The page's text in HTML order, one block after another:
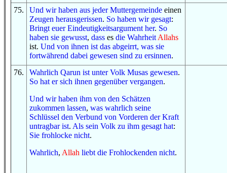
75. Und wir haben aus jeder Muttergemeinde einen
Zeugen herausgerissen. So haben wir gesagt:
Bringt euer Eindeutigkeitsargument her. So
haben sie gewusst, dass es die Wahrheit Allahs
ist. Und von ihnen ist das abgeirrt, was sie
fortwährend dabei gewesen sind zu ersinnen.
76. Wahrlich Qarun ist unterVolk Musas gewesen.
So hat er sich ihnen gegenübervergangen.
Und wir haben ihm von den Schätzen
zukommen lassen, was wahrlich seine
Schlüssel den Verbund von Vorderen der Kraft
untragbar ist. Als sein Volk zu ihm gesagt hat:
Sie frohlocke nicht.
Wahrlich, Allah liebt die Frohlockenden nicht.